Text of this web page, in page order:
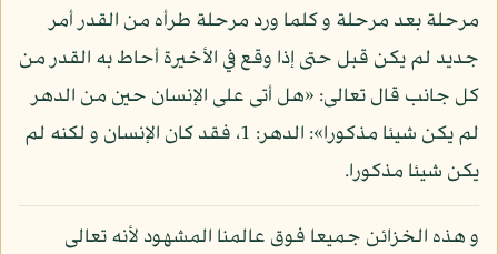
مرحلة بعد مرحلة و كلما ورد مرحلة طرأه من القدر أمر
جديد لم يكن قبل حتى إذا وقع في الأخيرة أحاط به القدر من
كل جانب قال تعالى: «هل أتى على الإنسان حين من الدهر
لم يكن شيئا مذكورا»: الدهر: 1، فقد كان الإنسان و لكنه لم
يكن شيئا مذكورا.
و هذه الخزائن جميعا فوق عالمنا المشهود لأنه تعالى